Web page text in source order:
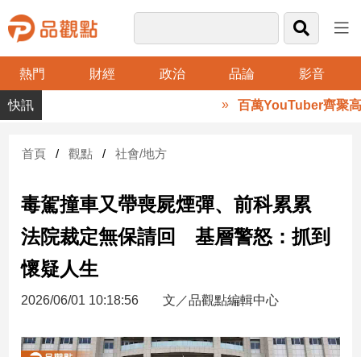
熱門 財經 政治 品論 影音
品
觀
財
台
財
經
新
股
百萬YouTuber齊聚高
首頁 觀點 社會/地方
毒駕撞車又帶喪屍煙彈、前科累累
法院裁定無保請回 基層警怒：抓到
懷疑人生
2026/06/01 10:18:56 文／品觀點編輯中心